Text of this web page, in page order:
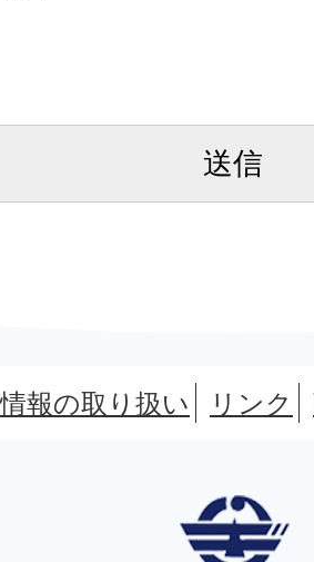
報の取り扱い リンク